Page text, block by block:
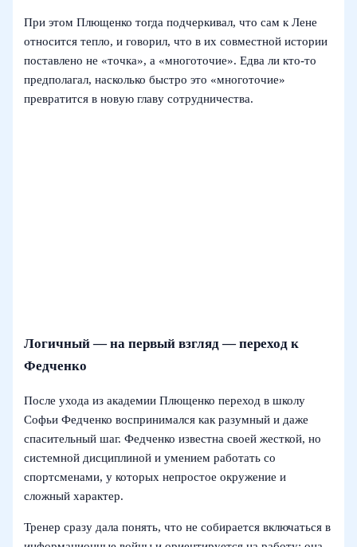
При этом Плющенко тогда подчеркивал, что сам к Лене
относится тепло, и говорил, что в их совместной истории
поставлено не «точка», а «многоточие». Едва ли кто-то
предполагал, насколько быстро это «многоточие»
превратится в новую главу сотрудничества.
Логичный — на первый взгляд — переход к
Федченко
После ухода из академии Плющенко переход в школу
Софьи Федченко воспринимался как разумный и даже
спасительный шаг. Федченко известна своей жесткой, но
системной дисциплиной и умением работать со
спортсменами, у которых непростое окружение и
сложный характер.
Тренер сразу дала понять, что не собирается включаться в